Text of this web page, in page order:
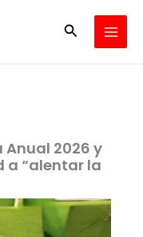
Buscar
2026 y
a “alentar la